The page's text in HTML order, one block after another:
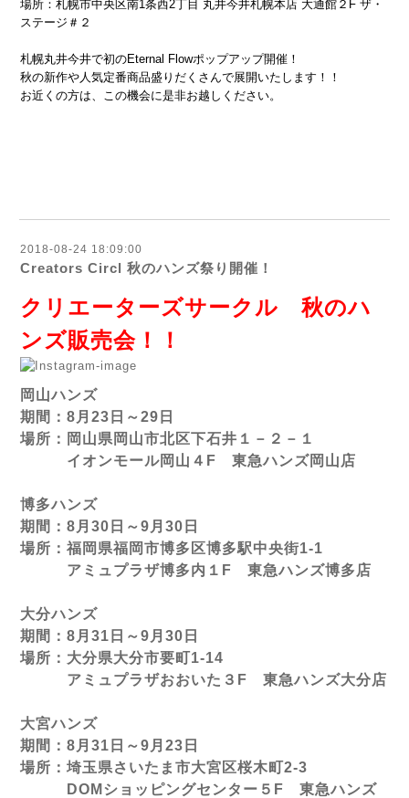
場所：札幌市中央区南1条西2丁目 丸井今井札幌本店 大通館２F ザ・
ステージ＃２
札幌丸井今井で初のEternal Flowポップアップ開催！
秋の新作や人気定番商品盛りだくさんで展開いたします！！
お近くの方は、この機会に是非お越しください。
2018-08-24 18:09:00
Creators Circl 秋のハンズ祭り開催！
クリエーターズサークル 秋のハ
ンズ販売会！！
岡山ハンズ
期間：8月23日～29日
場所：岡山県岡山市北区下石井１－２－１
イオンモール岡山４F 東急ハンズ岡山店
博多ハンズ
期間：8月30日～9月30日
場所：福岡県福岡市博多区博多駅中央街1-1
アミュプラザ博多内１F 東急ハンズ博多店
大分ハンズ
期間：8月31日～9月30日
場所：大分県大分市要町1-14
アミュプラザおおいた３F 東急ハンズ大分店
大宮ハンズ
期間：8月31日～9月23日
場所：埼玉県さいたま市大宮区桜木町2-3
DOMショッピングセンター５F 東急ハンズ